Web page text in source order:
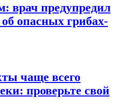
врач предупредил
об опасных грибах-
чаще всего
проверьте свой